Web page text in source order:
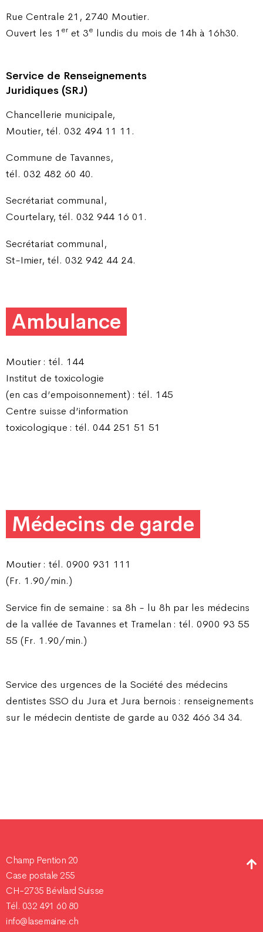
Rue Centrale 21, 2740 Moutier.
Ouvert les 1 er et 3e lundis du mois de 14h à 16h30.
Service de Renseignements
Juridiques (SRJ)
Chancellerie municipale,
Moutier, tél. 032 494 11 11.
Commune de Tavannes,
tél. 032 482 60 40.
Secrétariat communal,
Courtelary, tél. 032 944 16 01.
Secrétariat communal,
St-Imier, tél. 032 942 44 24.
Ambulance
Moutier : tél. 144
Institut de toxicologie
(en cas d’empoisonnement) : tél. 145
Centre suisse d’information
toxicologique : tél. 044 251 51 51
Médecins de garde
Moutier : tél. 0900 931 111
(Fr. 1.90/min.)
Service fin de semaine : sa 8h - lu 8h par les médecins
de la vallée de Tavannes et Tramelan : tél. 0900 93 55
55 (Fr. 1.90/min.)
Service des urgences de la Société des médecins
dentistes SSO du Jura et Jura bernois : renseignements
sur le médecin dentiste de garde au 032 466 34 34.
Champ Pention 20
Case postale 255
CH-2735 Bévilard Suisse
Tél. 032 491 60 80
info@lasemaine.ch